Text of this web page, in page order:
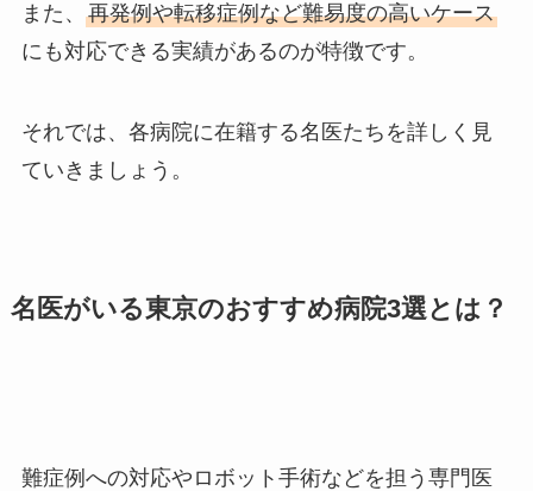
また、 再発例や転移症例など難易度の高いケース
にも対応できる実績があるのが特徴です。
それでは、各病院に在籍する名医たちを詳しく見
ていきましょう。
名医がいる東京のおすすめ病院3選とは？
難症例への対応やロボット手術などを担う専門医